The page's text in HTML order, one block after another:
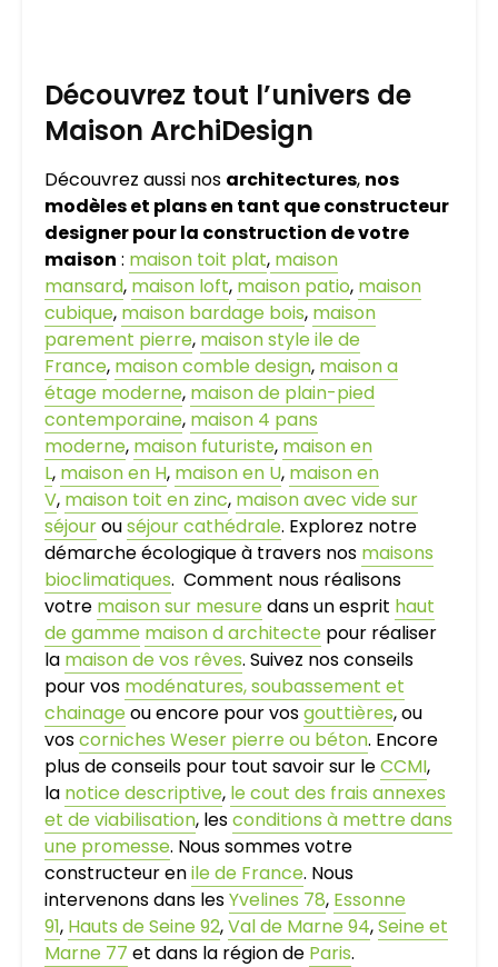
Découvrez tout l’univers de
Maison ArchiDesign
Découvrez aussi nos architectures, nos
modèles et plans en tant que constructeur
designer pour la construction de votre
maison : maison toit plat, maison
mansard, maison loft, maison patio, maison
cubique, maison bardage bois, maison
parement pierre, maison style ile de
France, maison comble design, maison a
étage moderne, maison de plain-pied
contemporaine, maison 4 pans
moderne, maison futuriste, maison en
L, maison en H, maison en U, maison en
V, maison toit en zinc, maison avec vide sur
séjourouséjour cathédrale. Explorez notre
démarche écologique à travers nos maisons
bioclimatiques. Comment nous réalisons
votre maison sur mesuredans un esprit haut
de gamme maison d architecte pour réaliser
la maison de vos rêves. Suivez nos conseils
pour vos modénatures, soubassement et
chainageou encore pour vosgouttières, ou
voscorniches Weser pierre ou béton. Encore
plus de conseils pour tout savoir sur leCCMI,
la notice descriptive, le cout des frais annexes
et de viabilisation, lesconditions à mettre dans
une promesse. Nous sommes votre
constructeur enile de France. Nous
intervenons dans lesYvelines 78, Essonne
91, Hauts de Seine 92,Val de Marne 94,Seine et
Marne 77 et dans la région de Paris.